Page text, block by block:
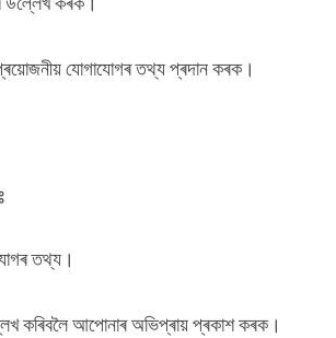
যোগাযোগৰ তথ্য প্ৰদান কৰক।
তথ্য।
কৰিবলৈ আপোনাৰ অভিপ্ৰায় প্ৰকাশ কৰক।